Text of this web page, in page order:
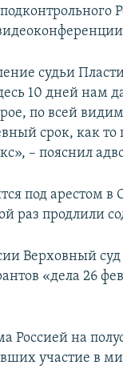
судьи
10 дней нам
по всей
срок, как то
– пояснил
под арестом в
раз продлили
Верховный
«дела 26
Россией на
участие в